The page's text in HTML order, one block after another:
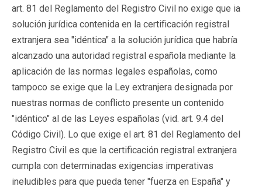
art. 81 del Reglamento del Registro Civil no exige que ia
solución jurídica contenida en la certificación registral
extranjera sea "idéntica" a la solución jurídica que habría
alcanzado una autoridad registral española mediante la
aplicación de las normas legales españolas, como
tampoco se exige que la Ley extranjera designada por
nuestras normas de conflicto presente un contenido
"idéntico" al de las Leyes españolas (vid. art. 9.4 del
Código Civil). Lo que exige el art. 81 del Reglamento del
Registro Civil es que la certificación registral extranjera
cumpla con determinadas exigencias imperativas
ineludibles para que pueda tener "fuerza en España" y